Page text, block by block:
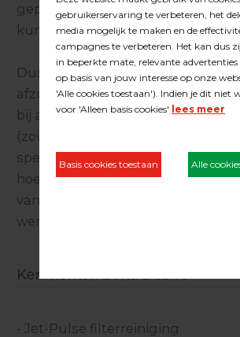
geplaatst in een transparante
kunnen stofvrij worden gewisseld.
DustCare DCS 70 is een
afzuigsysteem. Dé stofzuiger die
bij alle merken en types
(zowel band- als
speciale eigenschap is het
hoeveelheden stof met een
van stofvrij schuren. DustCare
werkt volgens de cycloontechniek.
Kenmerken Bona DCS 70
- Jet-Pulse filterreiniging